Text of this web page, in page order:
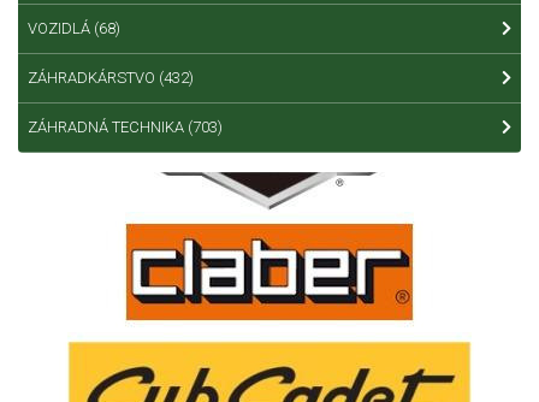
VOZIDLÁ (68)
ZÁHRADKÁRSTVO (432)
ZÁHRADNÁ TECHNIKA (703)